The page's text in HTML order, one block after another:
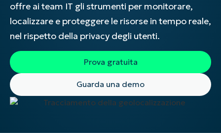
offre ai team IT gli strumenti per monitorare,
localizzare e proteggere le risorse in tempo reale,
nel rispetto della privacy degli utenti.
Prova gratuita
Guarda una demo